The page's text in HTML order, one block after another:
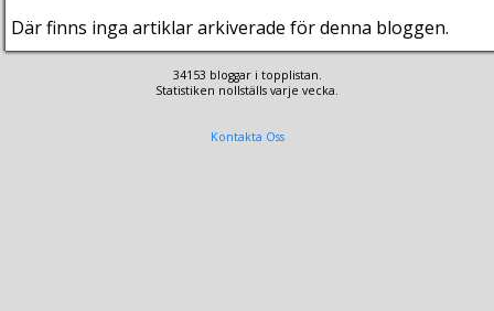
Där finns inga artiklar arkiverade för denna bloggen.
34153 bloggar i topplistan.
Statistiken nollställs varje vecka.
Kontakta Oss